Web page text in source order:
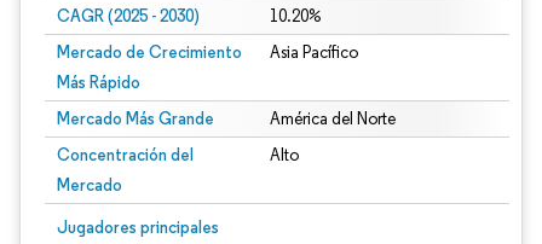
CAGR (2025 - 2030) 10.20%
Mercado de Crecimiento
Más Rápido
Asia Pacífico
Mercado Más Grande América del Norte
Concentración del
Mercado
Alto
Jugadores principales